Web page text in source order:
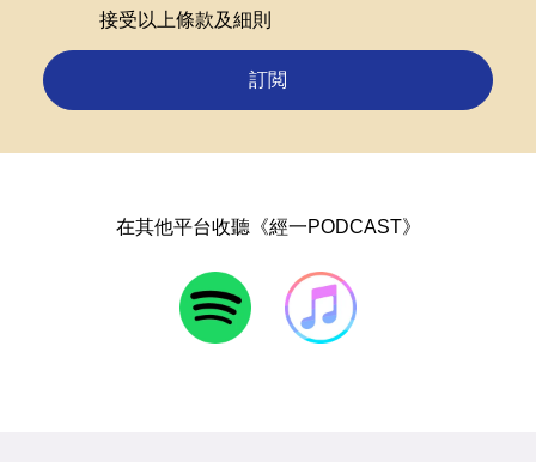
接受以上條款及細則
訂閲
在其他平台收聽《經一PODCAST》